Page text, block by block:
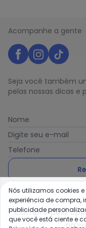
Acompanhe a gente
Seja você também
pelas nossas dicas e
Nome
Digite seu e-mail
Telefone
Ao enviar o
Compre pelo
na
Nós utilizamos cookies
experiência de compra,
publicidade
que você está ciente e